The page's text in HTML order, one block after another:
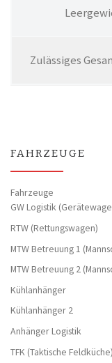
Zuläs­si­ges
FAHRZEUGE
Fahrzeuge
GW Logistik
RTW (Rettungswagen)
MTW Betreuung 1
MTW Betreuung 2
Kühlanhänger
Kühlanhänger 2
Anhänger Logistik
TFK (Taktische Feldküche)